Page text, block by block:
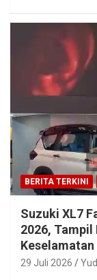
BERITA TERKINI
Suzuki XL7
2026,
Keselamatan
29 Juli 2026